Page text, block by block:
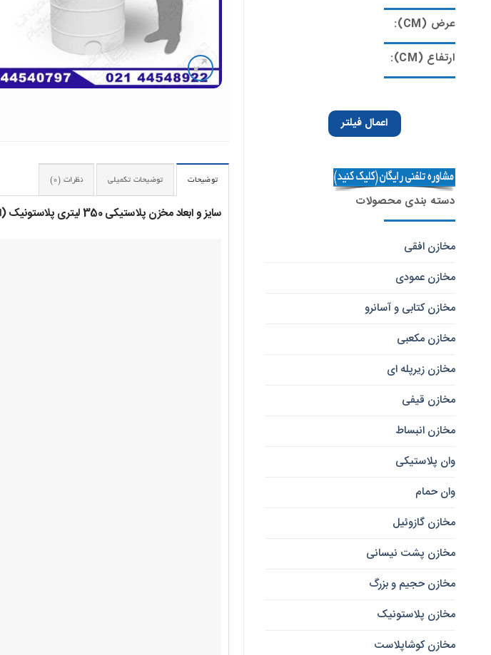
عرض (CM):
ارتفاع (CM):
اعمال فیلتر
دسته بندی محصولات
مخازن افقی
مخازن عمودی
مخازن کتابی و آسانرو
مخازن مکعبی
مخازن زیرپله ای
مخازن قیفی
مخازن انبساط
وان پلاستیکی
وان حمام
مخازن گازوئیل
مخازن پشت نیسانی
مخازن حجیم و بزرگ
مخازن پلاستونیک
مخازن کوشاپلاست
توضیحات توضیحات تکمیلی نظرات (0)
سایز و ابعاد مخزن پلاستیکی 350 لیتری پلاستونیک (ابعاد در نقشه بر حسب میلیمتر می باشد)